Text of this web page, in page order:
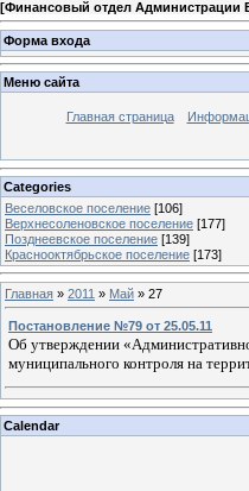
[Финансовый отдел Администрации
Форма входа
Меню сайта
Главная страница
Categories
Веселовское поселение [106]
Верхнесоленовское поселение [177]
Позднеевское поселение [139]
Краснооктябрьское поселение [173]
Главная » 2011 » Май » 27
Постановление №79 от 25.05.11
Об утверждении
муниципального контроля на
Calendar